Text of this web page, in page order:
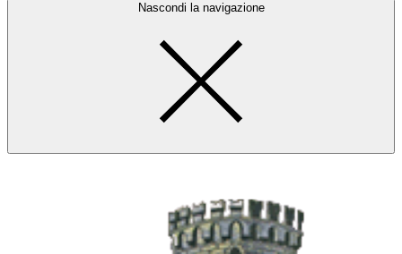
Nascondi la navigazione